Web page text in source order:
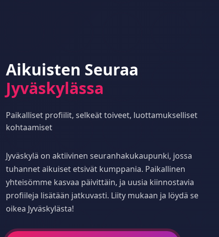
Aikuisten Seuraa
Jyväskylässa
Paikalliset profiilit, selkeät toiveet, luottamukselliset
kohtaamiset
Jyväskylä on aktiivinen seuranhakukaupunki, jossa
tuhannet aikuiset etsivät kumppania. Paikallinen
yhteisömme kasvaa päivittäin, ja uusia kiinnostavia
profiileja lisätään jatkuvasti. Liity mukaan ja löydä se
oikea Jyväskylästa!